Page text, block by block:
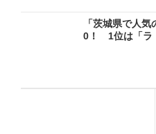
「茨城県で人
0！ 1位は「ラ